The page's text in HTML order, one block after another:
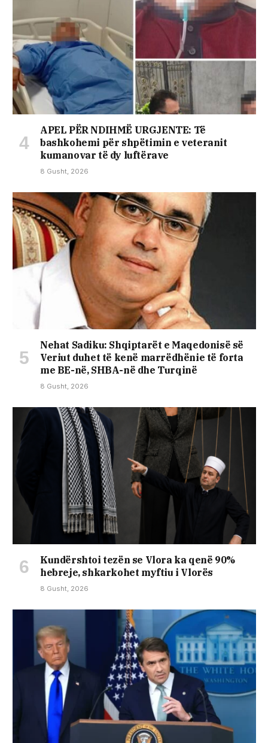
APEL PËR NDIHMË URGJENTE: Të
bashkohemi për shpëtimin e veteranit
kumanovar të dy luftërave
8 Gusht, 2026
Nehat Sadiku: Shqiptarët e Maqedonisë së
Veriut duhet të kenë marrëdhënie të forta
me BE-në, SHBA-në dhe Turqinë
8 Gusht, 2026
Kundërshtoi tezën se Vlora ka qenë 90%
hebreje, shkarkohet myftiu i Vlorës
8 Gusht, 2026